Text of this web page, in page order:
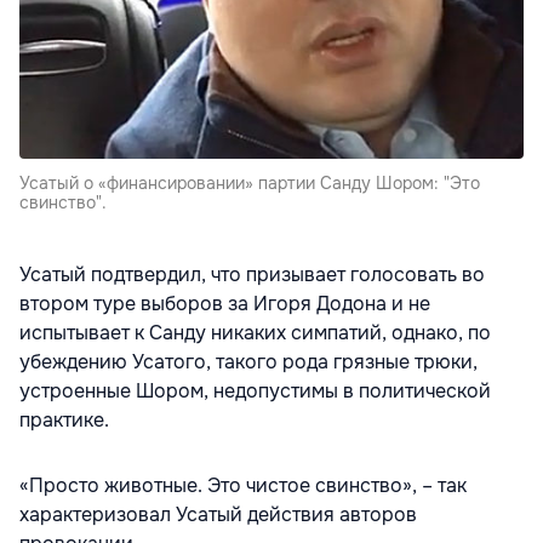
Усатый о «финансировании» партии Санду Шором: "Это
свинство".
Усатый подтвердил, что призывает голосовать во
втором туре выборов за Игоря Додона и не
испытывает к Санду никаких симпатий, однако, по
убеждению Усатого, такого рода грязные трюки,
устроенные Шором, недопустимы в политической
практике.
«Просто животные. Это чистое свинство», – так
характеризовал Усатый действия авторов